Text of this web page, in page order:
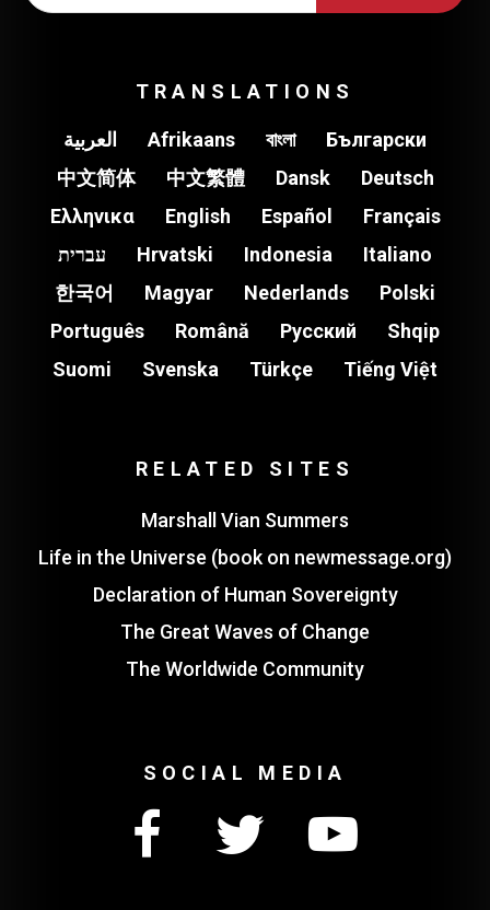
TRANSLATIONS
العربية Afrikaans বাংলা
Български
中文简体
中文繁體 Dansk
Deutsch
Ελληνικα
English Español
Français
עברית
Hrvatski Indonesia
Italiano
한국어
Magyar Nederlands
Polski
Português
Română Pусский
Shqip
Suomi
Svenska Türkçe Tiếng Việt
RELATED SITES
Marshall Vian Summers
Life in the Universe (book on newmessage.org)
Declaration of Human Sovereignty
The Great Waves of Change
The Worldwide Community
SOCIAL MEDIA